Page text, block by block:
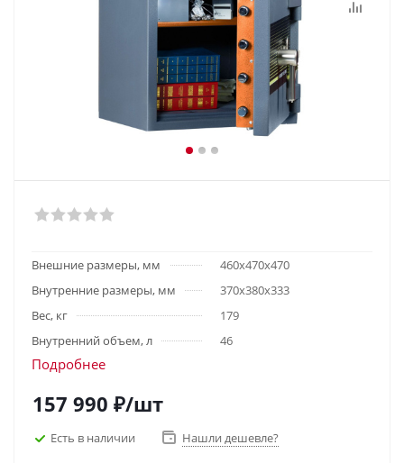
Внешние размеры, мм
460х470х470
Внутренние размеры, мм
370x380x333
Вес, кг
179
Внутренний объем, л
46
Подробнее
157 990 ₽/шт
Есть в наличии Нашли дешевле?